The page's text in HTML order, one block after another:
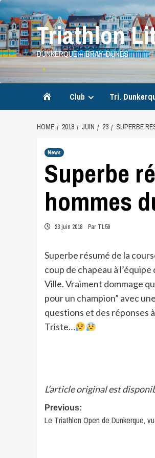
Skip
to
content
Triathlon
DUNKERQUE – BRAY-DUNES
Accueil
Club Tri.
HOME 2018 JUIN 23 SUPERBE
News
Superbe
hommes
23 juin 2018 Par TL59
Superbe résumé de la
coup de chapeau à
Ville. Vraiment dommage
pour un champion” avec
questions et des réponses
Triste…
L’article original est
Post
navigation
Previous:
Le Triathlon Open de Dunkerque,